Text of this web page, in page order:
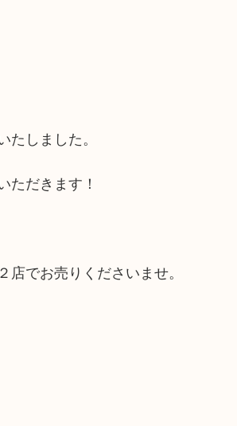
しました。
ただきます！
でお売りくださいませ。